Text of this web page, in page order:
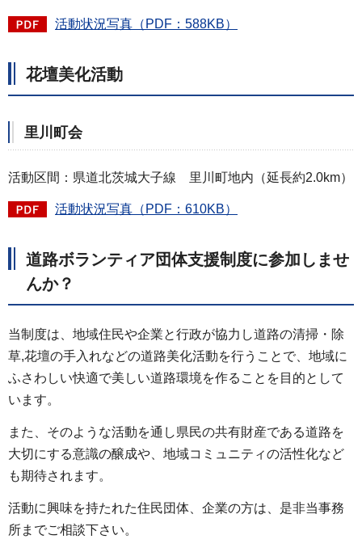
活動状況写真（PDF：588KB）
花壇美化活動
里川町会
活動区間：県道北茨城大子線 里川町地内（延長約2.0km）
活動状況写真（PDF：610KB）
道路ボランティア団体支援制度に参加しませ
んか？
当制度は、地域住民や企業と行政が協力し道路の清掃・除
草,花壇の手入れなどの道路美化活動を行うことで、地域に
ふさわしい快適で美しい道路環境を作ることを目的として
います。
また、そのような活動を通し県民の共有財産である道路を
大切にする意識の醸成や、地域コミュニティの活性化など
も期待されます。
活動に興味を持たれた住民団体、企業の方は、是非当事務
所までご相談下さい。